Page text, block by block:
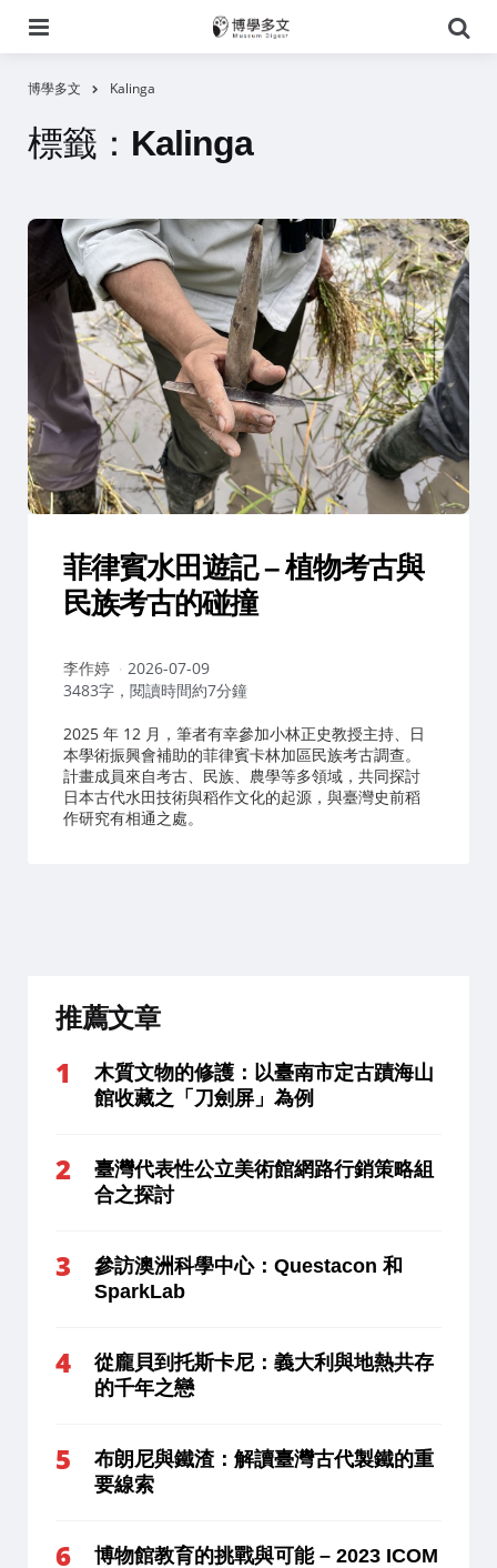
尋
博學多文 Kalinga
標籤： Kalinga
菲律賓水田遊記 – 植物考古與
民族考古的碰撞
作
者：
李作婷
2026-07-09
3483字，閱讀時間約7分鐘
2025 年 12 月，筆者有幸參加小林正史教授主持、日
本學術振興會補助的菲律賓卡林加區民族考古調查。
計畫成員來自考古、民族、農學等多領域，共同探討
日本古代水田技術與稻作文化的起源，與臺灣史前稻
作研究有相通之處。
推薦文章
木質文物的修護：以臺南市定古蹟海山
館收藏之「刀劍屏」為例
臺灣代表性公立美術館網路行銷策略組
合之探討
參訪澳洲科學中心：Questacon 和
SparkLab
從龐貝到托斯卡尼：義大利與地熱共存
的千年之戀
布朗尼與鐵渣：解讀臺灣古代製鐵的重
要線索
博物館教育的挑戰與可能 – 2023 ICOM